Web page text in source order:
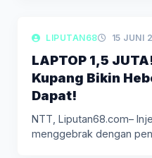
LIPUTAN DAERAH
LIPUTAN68 15 JUNI
LAPTOP 1,5
Kupang Bikin
Dapat!
NTT, Liputan68.com–
menggebrak dengan